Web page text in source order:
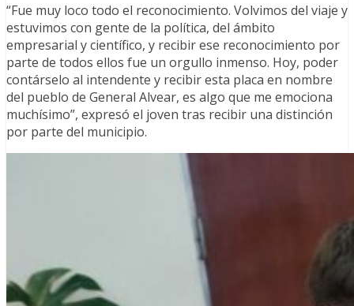
“Fue muy loco todo el reconocimiento. Volvimos del viaje y
estuvimos con gente de la política, del ámbito
empresarial y científico, y recibir ese reconocimiento por
parte de todos ellos fue un orgullo inmenso. Hoy, poder
contárselo al intendente y recibir esta placa en nombre
del pueblo de General Alvear, es algo que me emociona
muchísimo”, expresó el joven tras recibir una distinción
por parte del municipio.